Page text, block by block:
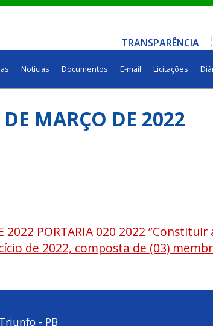
TRANSPARÊNCIA
Notícias Documentos E-mail Licitações
MARÇO DE 2022
2022 PORTARIA 020 2022
de 2022, composta de (03)
- PB